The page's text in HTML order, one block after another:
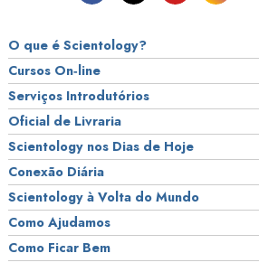
O que é Scientology?
Cursos On‑line
Serviços Introdutórios
Oficial de Livraria
Scientology nos Dias de Hoje
Conexão Diária
Scientology à Volta do Mundo
Como Ajudamos
Como Ficar Bem